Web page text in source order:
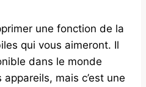
une fonction de la
qui vous aimeront. Il
dans le monde
mais c’est une